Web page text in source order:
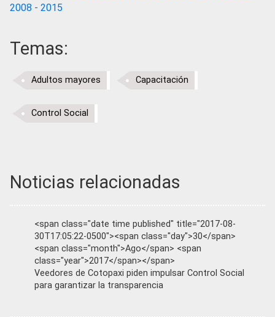
2008 - 2015
Temas:
Adultos mayores Capacitación
Control Social
Noticias relacionadas
<span class="date time published" title="2017-08-
30T17:05:22-0500"><span class="day">30</span>
<span class="month">Ago</span> <span
class="year">2017</span></span>
Veedores de Cotopaxi piden impulsar Control Social
para garantizar la transparencia